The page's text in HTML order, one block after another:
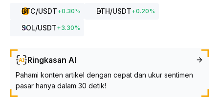
BTC/USDT+0.30% ETH/USDT+0.20%
SOL/USDT+3.30%
Ringkasan AI
Pahami konten artikel dengan cepat dan ukur sentimen
pasar hanya dalam 30 detik!